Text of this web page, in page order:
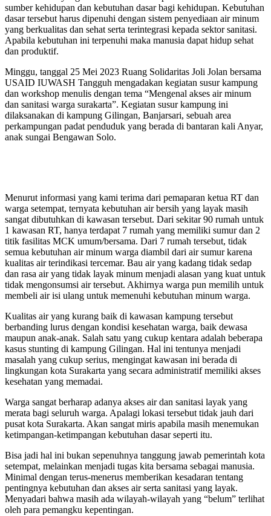
sumber kehidupan dan kebutuhan dasar bagi kehidupan. Kebutuhan
dasar tersebut harus dipenuhi dengan sistem penyediaan air minum
yang berkualitas dan sehat serta terintegrasi kepada sektor sanitasi.
Apabila kebutuhan ini terpenuhi maka manusia dapat hidup sehat
dan produktif.
Minggu, tanggal 25 Mei 2023 Ruang Solidaritas Joli Jolan bersama
USAID IUWASH Tangguh mengadakan kegiatan susur kampung
dan workshop menulis dengan tema “Mengenal akses air minum
dan sanitasi warga surakarta”. Kegiatan susur kampung ini
dilaksanakan di kampung Gilingan, Banjarsari, sebuah area
perkampungan padat penduduk yang berada di bantaran kali Anyar,
anak sungai Bengawan Solo.
Menurut informasi yang kami terima dari pemaparan ketua RT dan
warga setempat, ternyata kebutuhan air bersih yang layak masih
sangat dibutuhkan di kawasan tersebut. Dari sekitar 90 rumah untuk
1 kawasan RT, hanya terdapat 7 rumah yang memiliki sumur dan 2
titik fasilitas MCK umum/bersama. Dari 7 rumah tersebut, tidak
semua kebutuhan air minum warga diambil dari air sumur karena
kualitas air terindikasi tercemar. Bau air yang kadang tidak sedap
dan rasa air yang tidak layak minum menjadi alasan yang kuat untuk
tidak mengonsumsi air tersebut. Akhirnya warga pun memilih untuk
membeli air isi ulang untuk memenuhi kebutuhan minum warga.
Kualitas air yang kurang baik di kawasan kampung tersebut
berbanding lurus dengan kondisi kesehatan warga, baik dewasa
maupun anak-anak. Salah satu yang cukup kentara adalah beberapa
kasus stunting di kampung Gilingan. Hal ini tentunya menjadi
masalah yang cukup serius, mengingat kawasan ini berada di
lingkungan kota Surakarta yang secara administratif memiliki akses
kesehatan yang memadai.
Warga sangat berharap adanya akses air dan sanitasi layak yang
merata bagi seluruh warga. Apalagi lokasi tersebut tidak jauh dari
pusat kota Surakarta. Akan sangat miris apabila masih menemukan
ketimpangan-ketimpangan kebutuhan dasar seperti itu.
Bisa jadi hal ini bukan sepenuhnya tanggung jawab pemerintah kota
setempat, melainkan menjadi tugas kita bersama sebagai manusia.
Minimal dengan terus-menerus memberikan kesadaran tentang
pentingnya kebutuhan dan akses air serta sanitasi yang layak.
Menyadari bahwa masih ada wilayah-wilayah yang “belum” terlihat
oleh para pemangku kepentingan.